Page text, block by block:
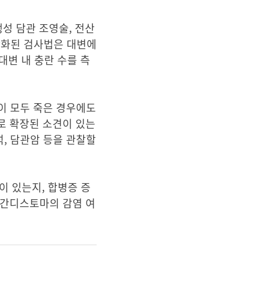
담관 조영술, 전산
된 검사법은 대변에
변 내 충란 수를 측
모두 죽은 경우에도
확장된 소견이 있는
담관암 등을 관찰할
있는지, 합병증 증
디스토마의 감염 여